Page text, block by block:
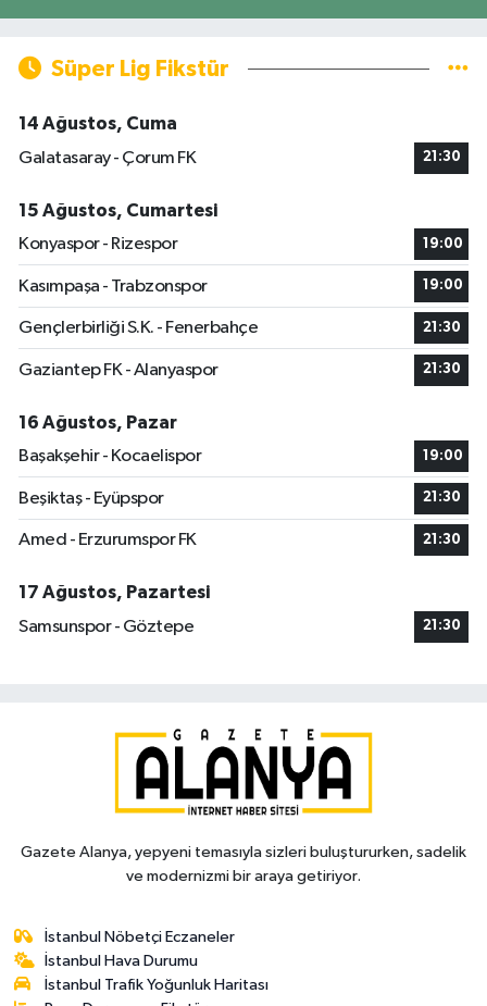
Süper Lig Fikstür
14 Ağustos, Cuma
Galatasaray - Çorum FK
21:30
15 Ağustos, Cumartesi
Konyaspor - Rizespor
19:00
Kasımpaşa - Trabzonspor 19:00
Gençlerbirliği S.K. - Fenerbahçe 21:30
Gaziantep FK - Alanyaspor 21:30
16 Ağustos, Pazar
Başakşehir - Kocaelispor
19:00
Beşiktaş - Eyüpspor 21:30
Amed - Erzurumspor FK 21:30
17 Ağustos, Pazartesi
Samsunspor - Göztepe
21:30
Gazete Alanya, yepyeni temasıyla sizleri buluştururken, sadelik
ve modernizmi bir araya getiriyor.
İstanbul Nöbetçi Eczaneler
İstanbul Hava Durumu
İstanbul Trafik Yoğunluk Haritası